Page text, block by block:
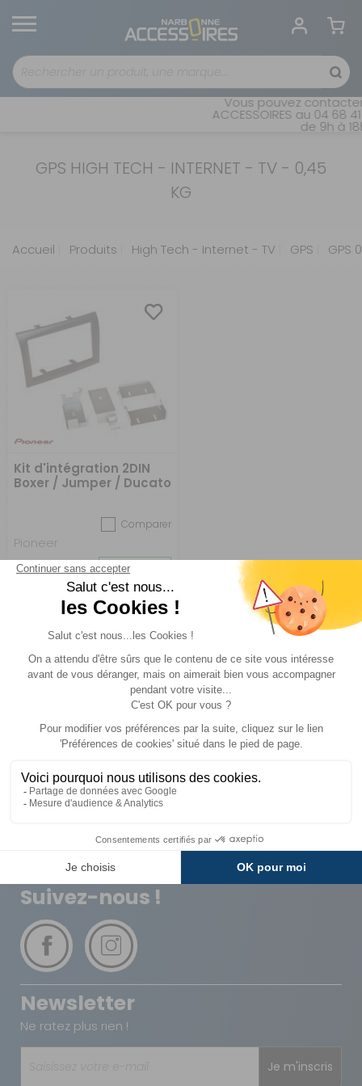
Vous pouvez contacter
ACCESSOIRES au 04 68
de 9h à
GPS HIGH TECH - INTERNET - TV - 0,45
KG
Accueil Produits High Tech - Internet - TV GPS GPS
Kit d'intégration 2DIN
Boxer / Jumper / Ducato
Comparer
Pioneer
Réf : 452848 EN STOCK
ACHETER 59 €
Expédié sous 72h Sécurisés
Carte de fidélité Plusieurs fois
Suivez-nous !
Newsletter
Ne ratez plus rien !
Je m'inscris